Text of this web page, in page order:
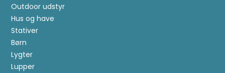
Outdoor udstyr
Hus og have
Stativer
Børn
Lygter
Lupper